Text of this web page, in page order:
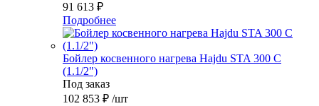
91 613 ₽
Подробнее
Бойлер косвенного нагрева Hajdu STA 300 C
(1.1/2")
Под заказ
102 853 ₽ /шт